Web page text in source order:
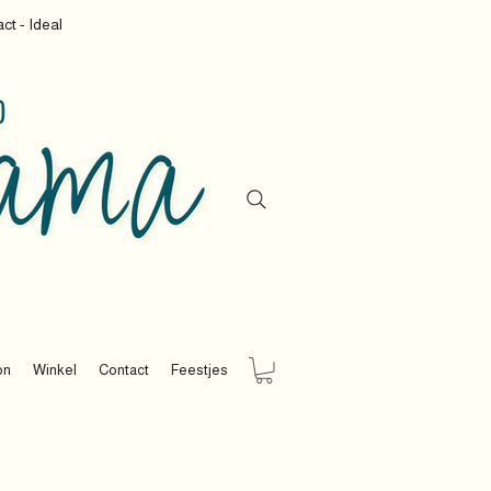
- Ideal
Winkel Contact Feestjes